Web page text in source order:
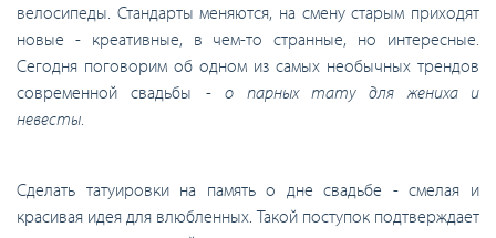
велосипеды. Стандарты меняются, на смену старым приходят
новые - креативные, в чем-то странные, но интересные.
Сегодня поговорим об одном из самых необычных трендов
современной свадьбы -о парных тату для жениха и
невесты.
Сделать татуировки на память о дне свадьбе - смелая и
красивая идея для влюбленных. Такой поступок подтверждает